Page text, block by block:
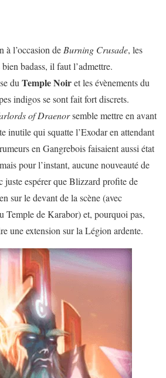
à l’occasion deBurning Crusade, les
badass, il faut l’admettre.
duTemple Noiret les évènements du
indigos se sont fait fort discrets.
of Draenorsemble mettre en avant
inutile qui squatte l’Exodar en attendant
en Gangrebois faisaient aussi état
pour l’instant, aucune nouveauté de
juste espérer que Blizzard profite de
sur le devant de la scène (avec
Temple de Karabor) et, pourquoi pas,
une extension sur la Légion ardente.